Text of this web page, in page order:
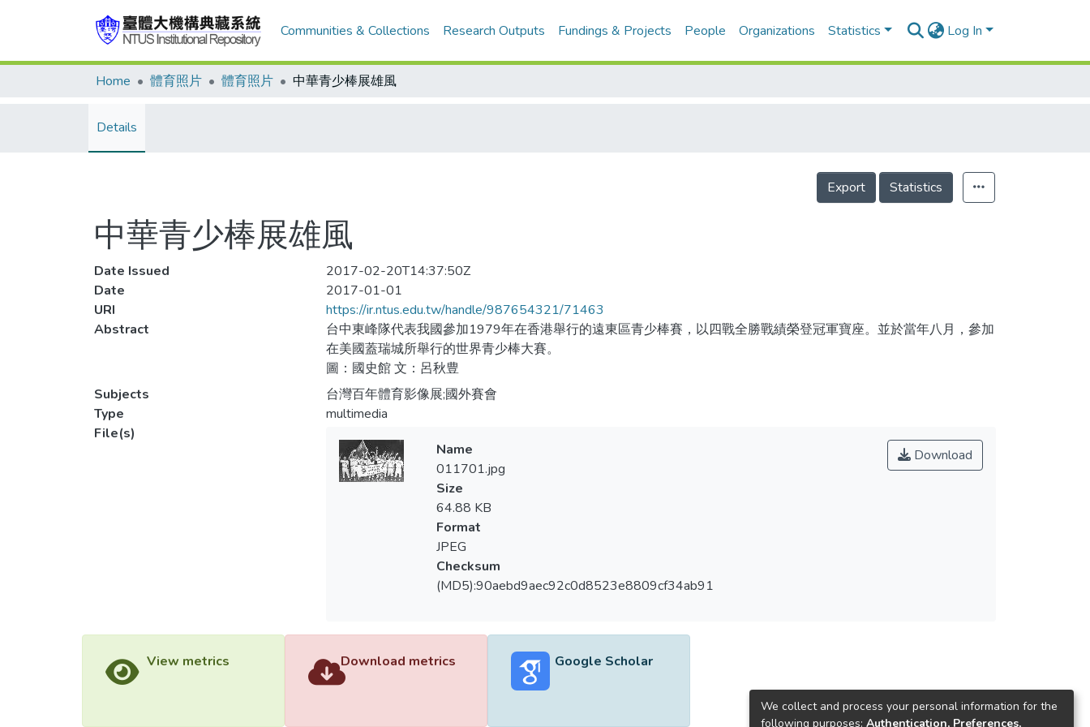
Communities & Collections Research Outputs Fundings & Projects People Organizations Statistics Log In
Home 體育照片 體育照片 中華青少棒展雄風
Details
Export Statistics
中華青少棒展雄風
Date Issued
2017-02-20T14:37:50Z
Date
2017-01-01
URI
https://ir.ntus.edu.tw/handle/987654321/71463
Abstract
台中東峰隊代表我國參加1979年在香港舉行的遠東區青少棒賽，以四戰全勝戰績榮登冠軍寶座。並於當年八月，參加
在美國蓋瑞城所舉行的世界青少棒大賽。
圖：國史館 文：呂秋豊
Subjects
台灣百年體育影像展;國外賽會
Type
multimedia
File(s)
Download
Name
011701.jpg
Size
64.88 KB
Format
JPEG
Checksum
(MD5):90aebd9aec92c0d8523e8809cf34ab91
View metrics Download metrics Google Scholar
We collect and process your personal information for the
following purposes: Authentication, Preferences,